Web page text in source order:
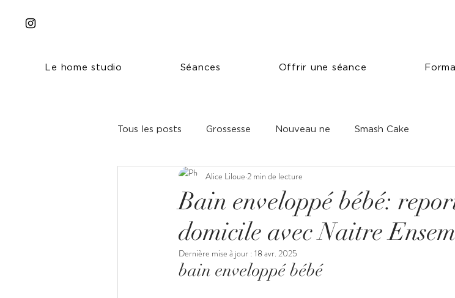
Le home studio Séances Offrir une séance
Tous les posts Grossesse Nouveau ne Smash Cake
Bain enveloppé bébé:
domicile avec Naitre
Alice Liloue 2 min de lecture
Dernière mise à jour : 18 avr. 2025
bain enveloppé bébé